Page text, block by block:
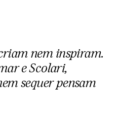
nem inspiram.
e Scolari,
sequer pensam